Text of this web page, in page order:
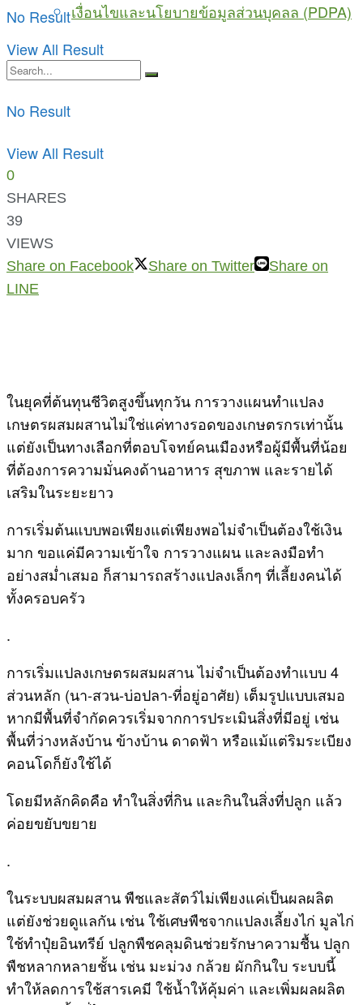
เงื่อนไขและนโยบายข้อมูลส่วนบุคลล (PDPA)
No Result
View All Result
No Result
View All Result
0
SHARES
39
VIEWS
Share on Facebook
Share on Twitter
Share on
LINE
ในยุคที่ต้นทุนชีวิตสูงขึ้นทุกวัน การวางแผนทำแปลง
เกษตรผสมผสานไม่ใช่แค่ทางรอดของเกษตรกรเท่านั้น
แต่ยังเป็นทางเลือกที่ตอบโจทย์คนเมืองหรือผู้มีพื้นที่น้อย
ที่ต้องการความมั่นคงด้านอาหาร สุขภาพ และรายได้
เสริมในระยะยาว
การเริ่มต้นแบบพอเพียงแต่เพียงพอไม่จำเป็นต้องใช้เงิน
มาก ขอแค่มีความเข้าใจ การวางแผน และลงมือทำ
อย่างสม่ำเสมอ ก็สามารถสร้างแปลงเล็กๆ ที่เลี้ยงคนได้
ทั้งครอบครัว
.
การเริ่มแปลงเกษตรผสมผสาน ไม่จำเป็นต้องทำแบบ 4
ส่วนหลัก (นา-สวน-บ่อปลา-ที่อยู่อาศัย) เต็มรูปแบบเสมอ
หากมีพื้นที่จำกัดควรเริ่มจากการประเมินสิ่งที่มีอยู่ เช่น
พื้นที่ว่างหลังบ้าน ข้างบ้าน ดาดฟ้า หรือแม้แต่ริมระเบียง
คอนโดก็ยังใช้ได้
โดยมีหลักคิดคือ ทำในสิ่งที่กิน และกินในสิ่งที่ปลูก แล้ว
ค่อยขยับขยาย
.
ในระบบผสมผสาน พืชและสัตว์ไม่เพียงแค่เป็นผลผลิต
แต่ยังช่วยดูแลกัน เช่น ใช้เศษพืชจากแปลงเลี้ยงไก่ มูลไก่
ใช้ทำปุ๋ยอินทรีย์ ปลูกพืชคลุมดินช่วยรักษาความชื้น ปลูก
พืชหลากหลายชั้น เช่น มะม่วง กล้วย ผักกินใบ ระบบนี้
ทำให้ลดการใช้สารเคมี ใช้น้ำให้คุ้มค่า และเพิ่มผลผลิต